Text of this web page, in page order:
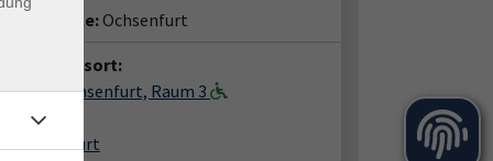
Ochsenfurt
Ochsenfurt, Raum 3
2
Ochsenfurt